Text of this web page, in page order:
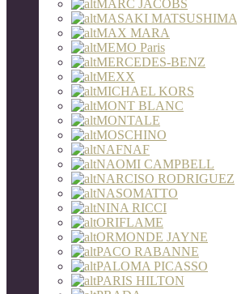
MARC JACOBS
MASAKI MATSUSHIMA
MAX MARA
MEMO Paris
MERCEDES-BENZ
MEXX
MICHAEL KORS
MONT BLANC
MONTALE
MOSCHINO
NAFNAF
NAOMI CAMPBELL
NARCISO RODRIGUEZ
NASOMATTO
NINA RICCI
ORIFLAME
ORMONDE JAYNE
PACO RABANNE
PALOMA PICASSO
PARIS HILTON